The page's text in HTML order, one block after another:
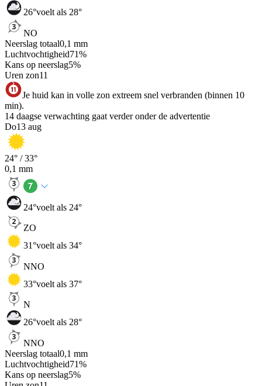
26°voelt als 28°
NO
Neerslag totaal0,1 mm
Luchtvochtigheid71%
Kans op neerslag5%
Uren zon11
Je huid kan in volle zon extreem snel verbranden (binnen 10
min).
14 daagse verwachting gaat verder onder de advertentie
Do13 aug
24° /33°
0,1 mm
24°voelt als 24°
ZO
31°voelt als 34°
NNO
33°voelt als 37°
N
26°voelt als 28°
NNO
Neerslag totaal0,1 mm
Luchtvochtigheid71%
Kans op neerslag5%